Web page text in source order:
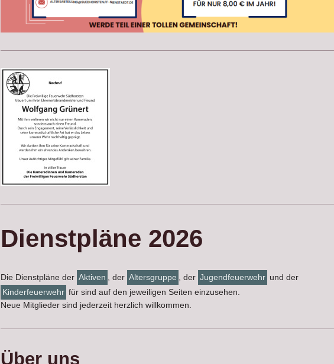
Dienstpläne 2026
Die Dienstpläne der Aktiven , der Altersgruppe , der Jugendfeuerwehr und der
Kinderfeuerwehr für sind auf den jeweiligen Seiten einzusehen.
Neue Mitglieder sind jederzeit herzlich willkommen.
Über uns